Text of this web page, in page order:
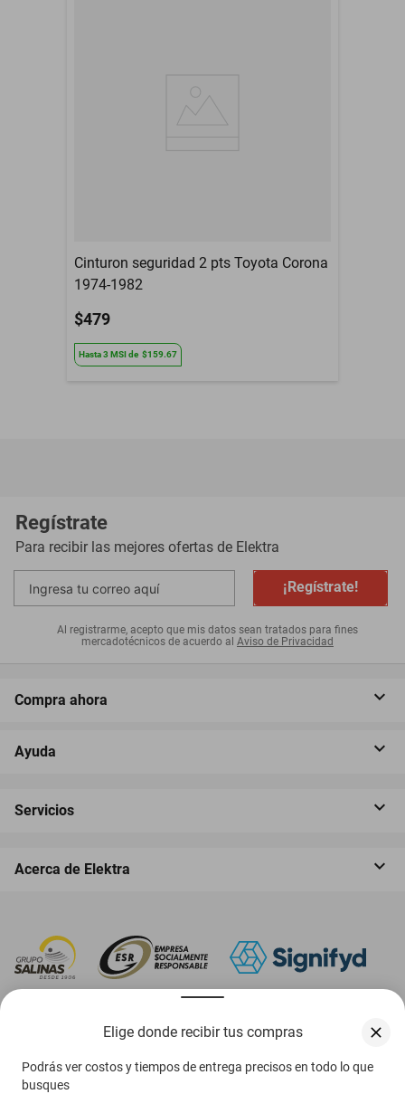
Elige donde recibir tus compras
Podrás ver costos y tiempos de entrega precisos en todo lo que
busques
Cinturon seguridad 2 pts Toyota Corona
1974-1982
$479
Hasta3 MSIde $159.67
Regístrate
Para recibir las mejores ofertas de Elektra
¡Regístrate!
Al registrarme, acepto que mis datos sean tratados para fines
mercadotécnicos de acuerdo al Aviso de Privacidad
Compra ahora
Ayuda
Servicios
Acerca de Elektra